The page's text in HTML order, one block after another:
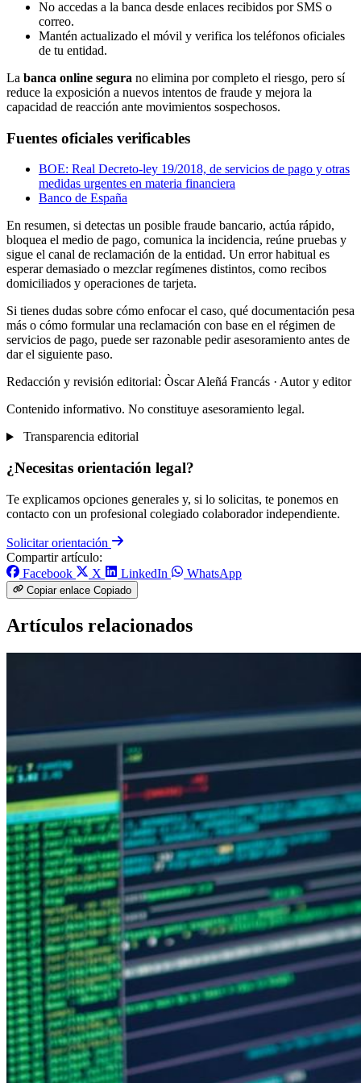
No accedas a la banca desde enlaces recibidos por SMS o
correo.
Mantén actualizado el móvil y verifica los teléfonos oficiales
de tu entidad.
La banca online segura no elimina por completo el riesgo, pero sí
reduce la exposición a nuevos intentos de fraude y mejora la
capacidad de reacción ante movimientos sospechosos.
Fuentes oficiales verificables
BOE: Real Decreto-ley 19/2018, de servicios de pago y otras
medidas urgentes en materia financiera
Banco de España
En resumen, si detectas un posible fraude bancario, actúa rápido,
bloquea el medio de pago, comunica la incidencia, reúne pruebas y
sigue el canal de reclamación de la entidad. Un error habitual es
esperar demasiado o mezclar regímenes distintos, como recibos
domiciliados y operaciones de tarjeta.
Si tienes dudas sobre cómo enfocar el caso, qué documentación pesa
más o cómo formular una reclamación con base en el régimen de
servicios de pago, puede ser razonable pedir asesoramiento antes de
dar el siguiente paso.
Redacción y revisión editorial: Òscar Aleñá Francás · Autor y editor
Contenido informativo. No constituye asesoramiento legal.
Transparencia editorial
¿Necesitas orientación legal?
Te explicamos opciones generales y, si lo solicitas, te ponemos en
contacto con un profesional colegiado colaborador independiente.
Solicitar orientación
Compartir artículo:
Facebook
X LinkedIn WhatsApp
Copiar enlace Copiado
Artículos relacionados